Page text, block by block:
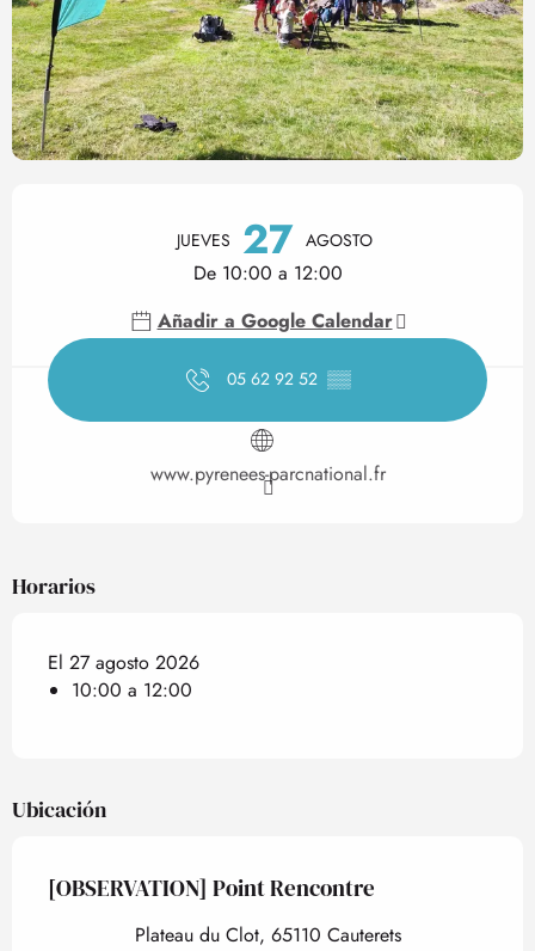
Horarios y datos de
JUEVES 27 AGOSTO
De 10:00 a 12:00
Añadir a Google Calendar
05 62 92 52 ▒▒
www.pyrenees-parcnational.fr
Horarios
El 27 agosto 2026
10:00 a 12:00
Ubicación
[OBSERVATION] Point Rencontre
Plateau du Clot, 65110 Cauterets